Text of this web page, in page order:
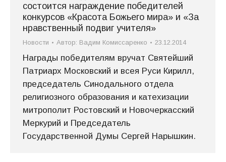
состоится награждение победителей
конкурсов «Красота Божьего мира» и «За
нравственный подвиг учителя»
Новости Автор: Вадим Комиссаренко 23.12.2014
Награды победителям вручат Святейший
Патриарх Московский и всея Руси Кирилл,
председатель Синодального отдела
религиозного образования и катехизации
митрополит Ростовский и Новочеркасский
Меркурий и Председатель
Государственной Думы Сергей Нарышкин.